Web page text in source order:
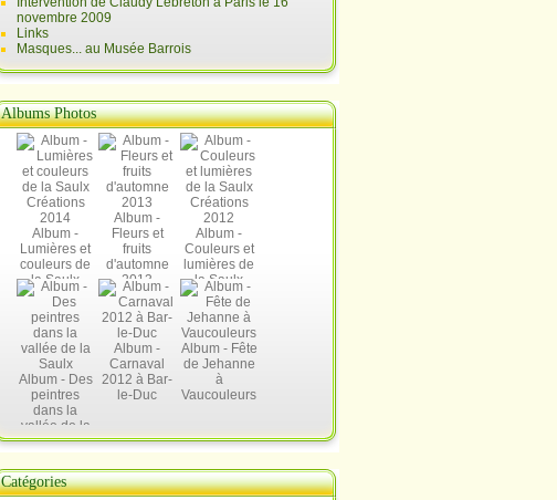
novembre 2009
Links
Masques... au Musée Barrois
Albums Photos
Album -
Lumières et
couleurs de
la Saulx
Créations
2014
Album -
Fleurs et
fruits
d'automne
2013
Album -
Couleurs et
lumières de
la Saulx
Créations
2012
Album - Des
peintres
dans la
vallée de la
Saulx
Album -
Carnaval
2012 à Bar-
le-Duc
Album - Fête
de Jehanne
à
Vaucouleurs
Catégories